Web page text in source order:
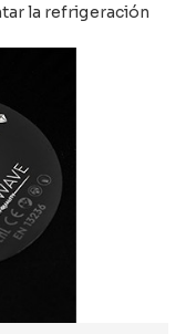
la refrigeración